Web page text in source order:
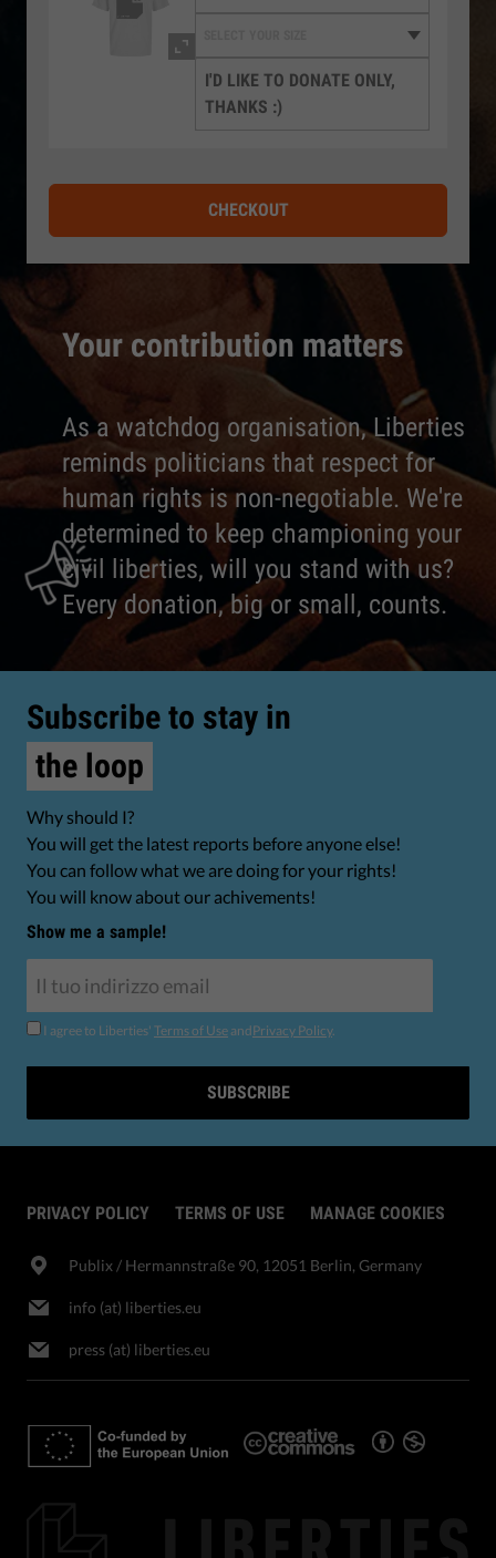
Your contribution matters
As a watchdog organisation, Liberties
reminds politicians that respect for
human rights is non-negotiable. We're
determined to keep championing your
civil liberties, will you stand with us?
Every donation, big or small, counts.
I'D LIKE TO DONATE ONLY,
THANKS :)
CHECKOUT
Subscribe to stay in
the loop
Why should I?
You will get the latest reports before anyone else!
You can follow what we are doing for your rights!
You will know about our achivements!
Show me a sample!
I agree to Liberties' Terms of Use andPrivacy Policy.
SUBSCRIBE
PRIVACY POLICY TERMS OF USE MANAGE COOKIES
Publix​ / Hermannstraße 90, 12051 Berlin, Germany
info (at) liberties.eu
press (at) liberties.eu